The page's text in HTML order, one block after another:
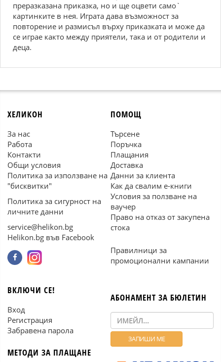
преразказана приказка, но и ще оцвети самo`
картинките в нея. Играта дава възможност за
повторение и размисъл върху приказката и може да
се играе както между приятели, така и от родители и
деца.
ХЕЛИКОН
За нас
Работа
Контакти
Общи условия
Политика за използване на
"бисквитки"
Политика за сигурност на
личните данни
service@helikon.bg
Helikon.bg във Facebook
ПОМОЩ
Търсене
Поръчка
Плащания
Доставка
Данни за клиента
Как да свалим е-книги
Условия за ползване на
ваучер
Право на отказ от закупена
стока
Правилници за
промоционални кампании
ВКЛЮЧИ СЕ!
Вход
Регистрация
Забравена парола
МЕТОДИ ЗА ПЛАЩАНЕ
АБОНАМЕНТ ЗА БЮЛЕТИН